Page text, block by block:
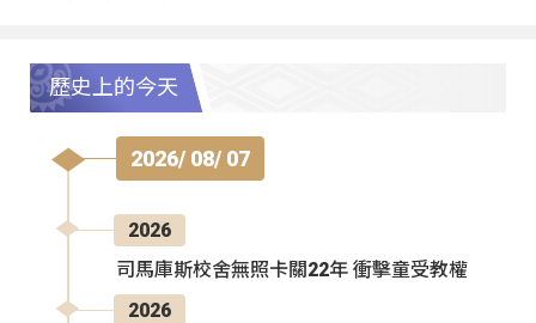
歷史上的今天
2026/ 08/ 07
2026
司馬庫斯校舍無照卡關22年 衝擊童受教權
2026